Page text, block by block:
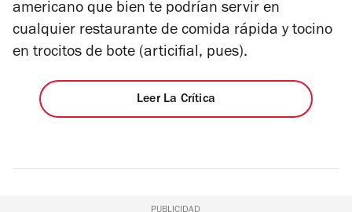
americano que bien te podrían servir en
cualquier restaurante de comida rápida y tocino
en trocitos de bote (articifial, pues).
Leer La Crítica